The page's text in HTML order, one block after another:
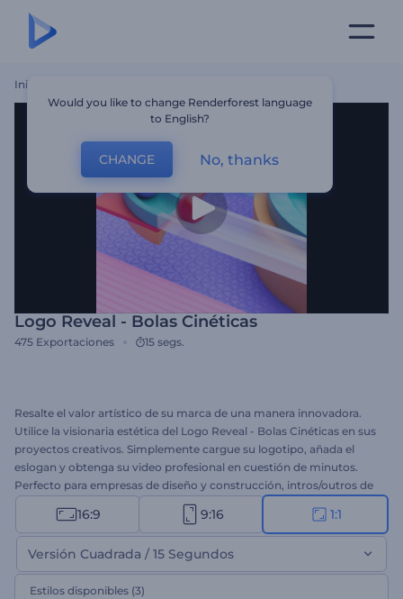
Inicio
Logo Reveal - Bolas Cinéticas
475 Exportaciones 15 segs.
Resalte el valor artístico de su marca de una manera innovadora.
Utilice la visionaria estética del Logo Reveal - Bolas Cinéticas en sus
proyectos creativos. Simplemente cargue su logotipo, añada el
eslogan y obtenga su video profesional en cuestión de minutos.
Perfecto para empresas de diseño y construcción, intros/outros de
videos en Youtube, YouTube, proyectos de marca, intros
corporativas, y muchos más proyectos. ¡Prueba ahora esta plantilla!
16:9 9:16 1:1
Versión Cuadrada / 15 Segundos
Estilos disponibles (3)
Would you like to change Renderforest language
to English?
CHANGE No, thanks